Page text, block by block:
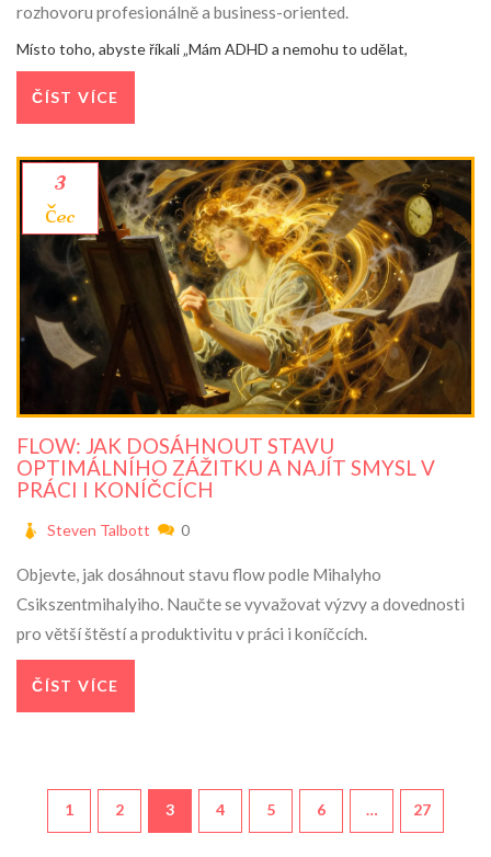
rozhovoru profesionálně a business-oriented.
Místo toho, abyste říkali „Mám ADHD a nemohu to udělat,
ČÍST VÍCE
3
čec
FLOW: JAK DOSÁHNOUT STAVU
OPTIMÁLNÍHO ZÁŽITKU A NAJÍT SMYSL V
PRÁCI I KONÍČCÍCH
Steven Talbott 0
Objevte, jak dosáhnout stavu flow podle Mihalyho
Csikszentmihalyiho. Naučte se vyvažovat výzvy a dovednosti
pro větší štěstí a produktivitu v práci i koníčcích.
ČÍST VÍCE
1 2 3 4 5 6 … 27